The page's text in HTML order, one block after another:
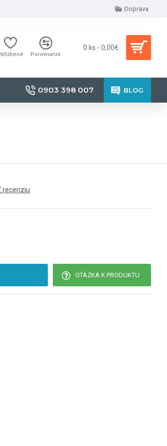
Doprava
Porovnanie
0 ks - 0,00€
0903 398 007 BLOG
recenziu
OTÁZKA K PRODUKTU